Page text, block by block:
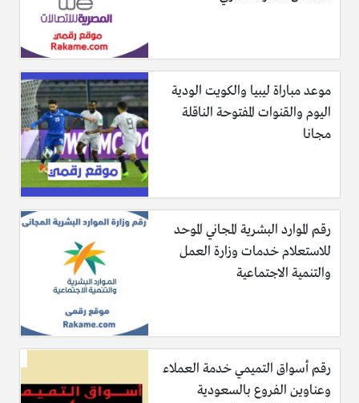
موعد مباراة ليبيا والكويت الودية
اليوم والقنوات المفتوحة الناقلة
مجانا
رقم الموارد البشرية المجاني الموحد
للاستعلام خدمات وزارة العمل
والتنمية الاجتماعية
رقم أسواق التميمي خدمة العملاء
وعناوين الفروع بالسعودية